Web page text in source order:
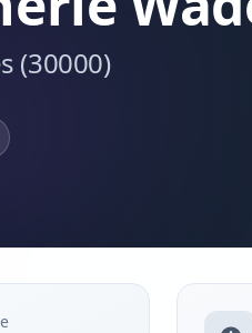
(30000)